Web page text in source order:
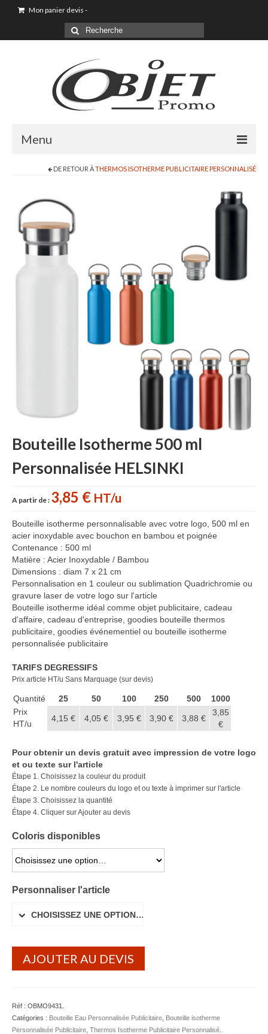
Mon panier devis -
Menu
Goodies & Objet Publicitaire
T-shirt Personnalisé
Goodies été loisirs vacances
Maison & Cuisine
Accessoires cuisine personnalisés
Gant de cuisine personnalisé
Planche à découper
Tablier personnalisé
Accessoires Téléphone
Accessoires supporters
Batterie Externe Power bank
Bonnet & Gants
Casquette publicitaire
Carnet personnalisé Notes
Repositionnable
Notes repositionnables
Bloc–notes Personnalisé
Carnet A5 Personnalisé
Carnet A6 personnalisé
Chapeau publicitaire
Clé USB personnalisée
Éventail personnalisé
Gobelet réutilisable & Verre
Haut-parleur Bluetooth
Porte-badge Tour de cou
Porte-clés personnalisé
Porte-monnaie Porte Carte Portefeuille
Serviette Personnalisée
Stylo Publicitaire
Voiture Goodies
Gourde Personnalisable
DE RETOUR ÀTHERMOS ISOTHERME PUBLICITAIRE PERSONNALISÉ
Bouteille Isotherme 500 ml
Personnalisée HELSINKI
A partir de : 3,85 € HT/u
Bouteille isotherme personnalisable avec votre logo, 500 ml en
acier inoxydable avec bouchon en bambou et poignée
Contenance : 500 ml
Matière : Acier Inoxydable / Bambou
Dimensions : diam 7 x 21 cm
Personnalisation en 1 couleur ou sublimation Quadrichromie ou
gravure laser de votre logo sur l'article
Bouteille isotherme idéal comme objet publicitaire, cadeau
d'affaire, cadeau d'entreprise, goodies bouteille thermos
publicitaire, goodies événementiel ou bouteille isotherme
personnalisée publicitaire
TARIFS DEGRESSIFS
Prix article HT/u Sans Marquage (sur devis)
Quantité 25 50 100 250 500
1000
Prix
HT/u
4,15 € 4,05 € 3,95 € 3,90 € 3,88 €
3,85
€
Pour obtenir un devis gratuit avec impression de votre logo
et ou texte sur l'article
Étape 1. Choisissez la couleur du produit
Étape 2. Le nombre couleurs du logo et ou texte à imprimer sur l'article
Étape 3. Choisissez la quantité
Étape 4. Cliquer sur Ajouter au devis
Coloris disponibles
CHOISISSEZ UNE OPTION…
Personnaliser l'article
CHOISISSEZ UNE OPTION…
AJOUTER AU DEVIS
Réf : OBMO9431
Catégories : Bouteille Eau Personnalisée Publicitaire Bouteille isotherme
Personnalisée Publicitaire Thermos Isotherme Publicitaire Personnalisé